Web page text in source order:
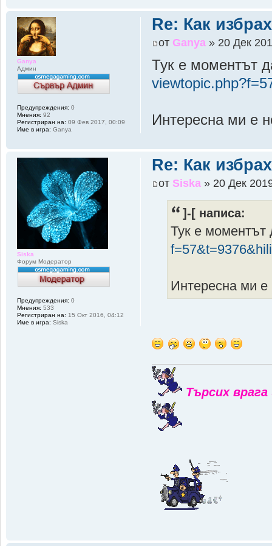
Re: Как
от Ganya » 20 Дек
Тук е моментът
Интересна ми е
Ganya
Админ
Предупреждения: 0
Мнения: 92
Регистриран на: 09 Фев 2017, 00:09
Име в игра: Ganya
Re: Как
от Siska » 20 Дек
]-[ написа:
Тук е моментът
Интересна ми е
Търсих
Siska
Форум Модератор
Предупреждения: 0
Мнения: 533
Регистриран на: 15 Окт 2016, 04:12
Име в игра: Siska